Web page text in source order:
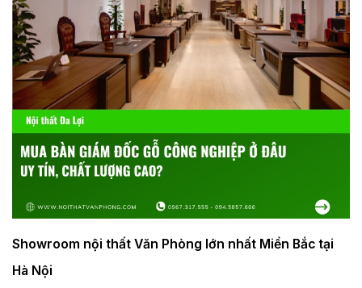
Showroom nội thất Văn Phòng lớn nhất Miền Bắc tại
Hà Nội